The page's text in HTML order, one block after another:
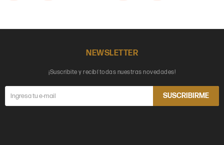
NEWSLETTER
¡Suscribite y recibí todas nuestras novedades!
SUSCRIBIRME